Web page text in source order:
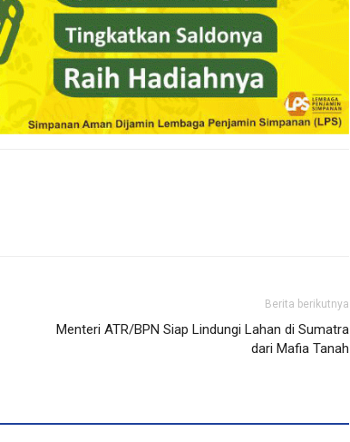
Berita berikutnya
Menteri ATR/BPN Siap Lindungi Lahan di Sumatra
dari Mafia Tanah